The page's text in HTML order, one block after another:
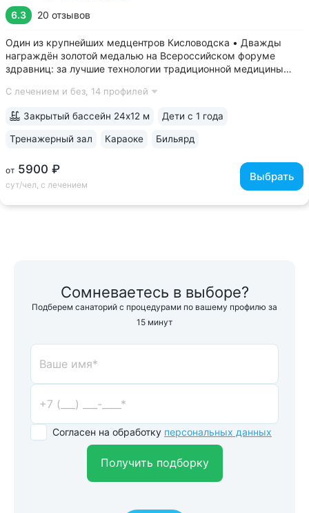
6.3 20 отзывов
Один из крупнейших медцентров Кисловодска • Дважды
награждён золотой медалью на Всероссийском форуме
здравниц: за лучшие технологии традиционной медицины
корпуса в духе «сталинского ампира»: бережно
С лечением и без, 14 профилей
от 5900 ₽
сут/чел, с лечением
Выбрать
Закрытый бассейн 24х12 м Дети с 1 года
Тренажерный зал Караоке Бильярд
Сомневаетесь в выборе?
Подберем санаторий с процедурами по вашему профилю за
15 минут
Согласен на обработку персональных данных
Получить подборку